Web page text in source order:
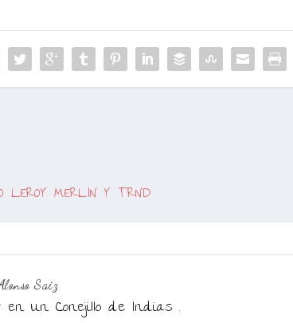
LEROY MERLIN Y TRND
Saiz
en Un Conejillo de Indias .